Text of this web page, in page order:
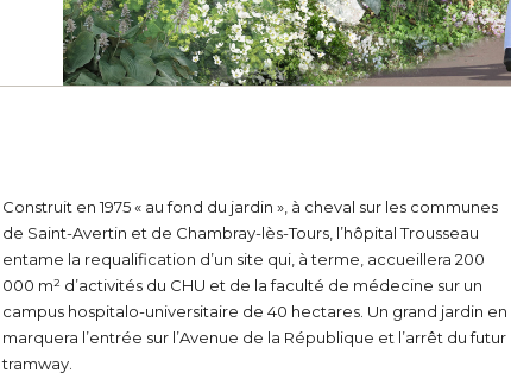
Construit en 1975 « au fond du jardin », à cheval sur les communes
de Saint-Avertin et de Chambray-lès-Tours, l’hôpital Trousseau
entame la requalification d’un site qui, à terme, accueillera 200
000 m² d’activités du CHU et de la faculté de médecine sur un
campus hospitalo-universitaire de 40 hectares. Un grand jardin en
marquera l’entrée sur l’Avenue de la République et l’arrêt du futur
tramway.